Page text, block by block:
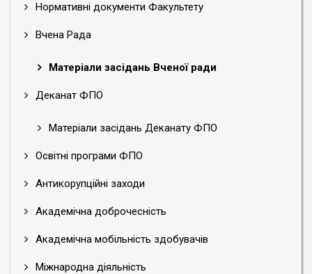
Нормативні документи Факультету
Вчена Рада
Матеріали засідань Вченої ради
Деканат ФПО
Матеріали засідань Деканату ФПО
Освітні програми ФПО
Антикорупційні заходи
Академічна доброчесність
Академічна мобільність здобувачів
Міжнародна діяльність